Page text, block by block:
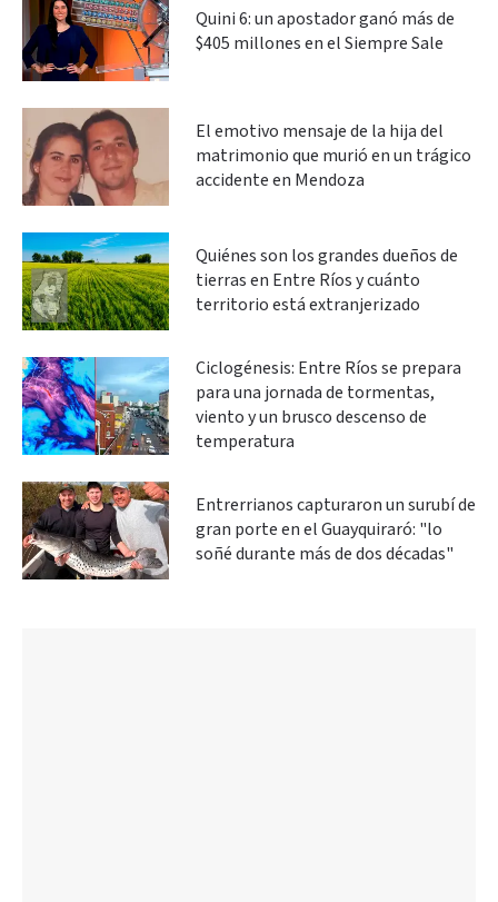
Quini 6: un apostador ganó más de
$405 millones en el Siempre Sale
El emotivo mensaje de la hija del
matrimonio que murió en un trágico
accidente en Mendoza
Quiénes son los grandes dueños de
tierras en Entre Ríos y cuánto
territorio está extranjerizado
Ciclogénesis: Entre Ríos se prepara
para una jornada de tormentas,
viento y un brusco descenso de
temperatura
Entrerrianos capturaron un surubí de
gran porte en el Guayquiraró: "lo
soñé durante más de dos décadas"